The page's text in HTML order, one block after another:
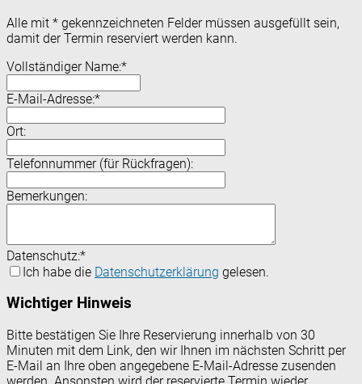
Alle mit * gekennzeichneten Felder müssen ausgefüllt sein,
damit der Termin reserviert werden kann.
Vollständiger Name:*
E-Mail-Adresse:*
Ort:
Telefonnummer (für Rückfragen):
Bemerkungen:
Datenschutz:*
Ich habe die Datenschutzerklärung gelesen.
Wichtiger Hinweis
Bitte bestätigen Sie Ihre Reservierung innerhalb von 30
Minuten mit dem Link, den wir Ihnen im nächsten Schritt per
E-Mail an Ihre oben angegebene E-Mail-Adresse zusenden